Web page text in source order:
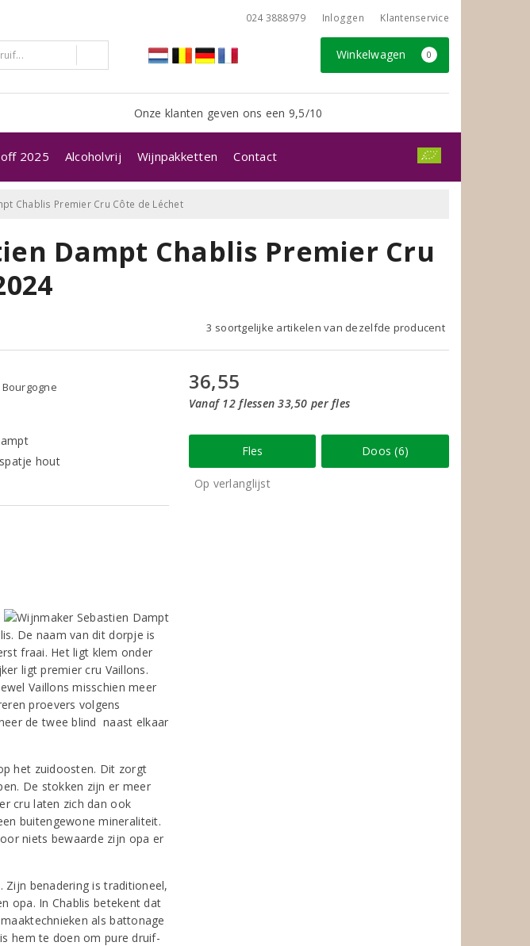
024 3888979 Inloggen Klantenservice
Winkelwagen 0
Onze klanten geven ons een 9,5/10
2025 Alcoholvrij Wijnpakketten Contact
Chablis Premier Cru Côte de Léchet
Dampt Chablis Premier Cru
3 soortgelijke artikelen van dezelfde producent
hout
De naam van dit dorpje is
fraai. Het ligt klem onder
ligt premier cru Vaillons.
Vaillons misschien meer
proevers volgens
de twee blind naast elkaar
het zuidoosten. Dit zorgt
De stokken zijn er meer
cru laten zich dan ook
buitengewone mineraliteit.
niets bewaarde zijn opa er
Zijn benadering is traditioneel,
opa. In Chablis betekent dat
als battonage
hem te doen om pure druif-
36,55
Vanaf 12 flessen 33,50 per fles
Fles Doos (6)
Op verlanglijst